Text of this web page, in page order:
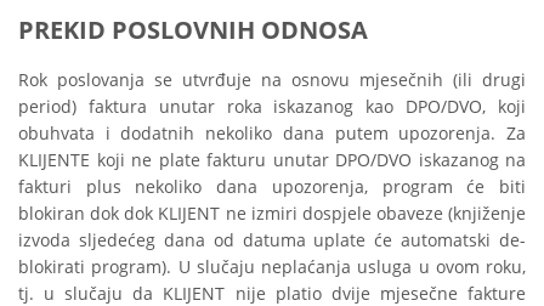
PREKID POSLOVNIH ODNOSA
Rok poslovanja se utvrđuje na osnovu mjesečnih (ili drugi
period) faktura unutar roka iskazanog kao DPO/DVO, koji
obuhvata i dodatnih nekoliko dana putem upozorenja. Za
KLIJENTE koji ne plate fakturu unutar DPO/DVO iskazanog na
fakturi plus nekoliko dana upozorenja, program će biti
blokiran dok dok KLIJENT ne izmiri dospjele obaveze (knjiženje
izvoda sljedećeg dana od datuma uplate će automatski de-
blokirati program). U slučaju neplaćanja usluga u ovom roku,
tj. u slučaju da KLIJENT nije platio dvije mjesečne fakture